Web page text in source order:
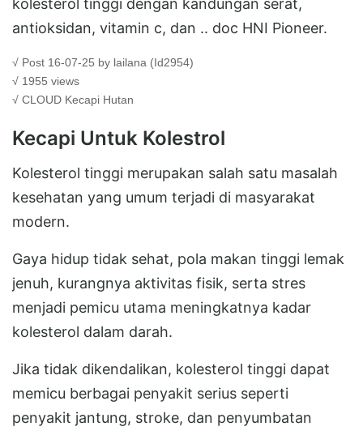
antioksidan, vitamin c, dan .. doc HNI Pioneer.
√ Post 16-07-25 by lailana (Id2954)
√ 1955 views
√ CLOUD Kecapi Hutan
Kecapi Untuk Kolestrol
Kolesterol tinggi merupakan salah satu masalah
kesehatan yang umum terjadi di masyarakat
modern.
Gaya hidup tidak sehat, pola makan tinggi lemak
jenuh, kurangnya aktivitas fisik, serta stres
menjadi pemicu utama meningkatnya kadar
kolesterol dalam darah.
Jika tidak dikendalikan, kolesterol tinggi dapat
memicu berbagai penyakit serius seperti
penyakit jantung, stroke, dan penyumbatan